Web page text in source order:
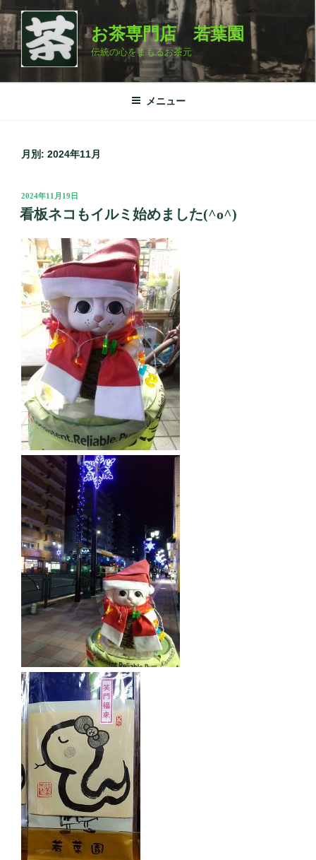
コ
ン
テ
お茶専門店 若葉園
伝統の心をまもるお茶元
メニュー
月別: 2024年11月
投
稿
日:
2024年11月19日
看板ネコもイルミ始めました(^o^)